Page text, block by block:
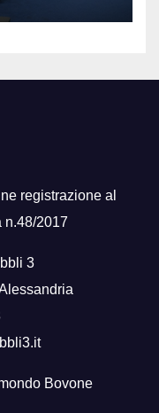
registrazione al
n.48/2017
3
Bovone